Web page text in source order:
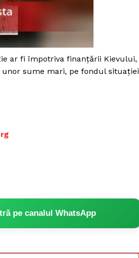
PRESShub
Despre noi / Echipa
Proiecte editoriale
ar fi împotriva finanţării Kievului,
sume mari, pe fondul situaţiei
pe canalul WhatsApp